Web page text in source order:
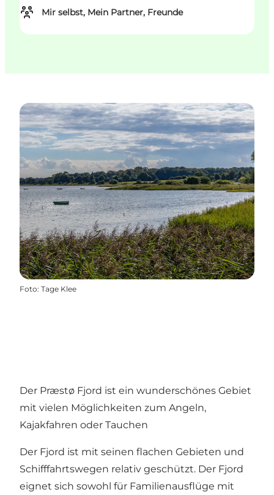
Mir selbst, Mein Partner, Freunde
Foto: Tage Klee
Der Præstø Fjord ist ein wunderschönes Gebiet
mit vielen Möglichkeiten zum Angeln,
Kajakfahren oder Tauchen
Der Fjord ist mit seinen flachen Gebieten und
Schifffahrtswegen relativ geschützt. Der Fjord
eignet sich sowohl für Familienausflüge mit